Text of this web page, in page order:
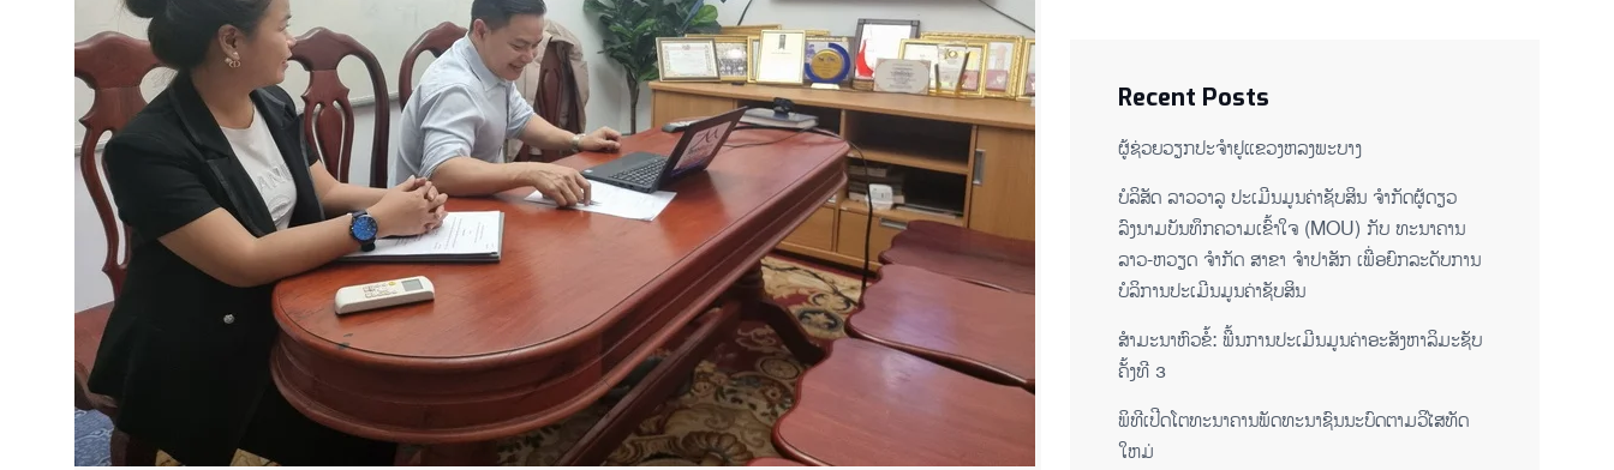
Recent Posts
ຜູ້ຊ່ວຍ​ວຽກປະ​ຈຳ​ຢູ​​ແຂວງຫລງ​ພະ​ບາງ
ບໍລິສັດ ລາວວາລູ ປະເມີນມູນຄ່າຊັບສິນ ຈຳກັດຜູ້ດຽວ
ລົງນາມບັນທຶກຄວາມເຂົ້າໃຈ (MOU) ກັບ ທະນາຄານ
ລາວ-ຫວຽດ ຈຳກັດ ສາຂາ ຈຳປາສັກ ເພື່ອຍົກລະດັບການ
ບໍລິການປະເມີນມູນຄ່າຊັບສິນ
ສຳມະນາຫົວຂໍ້: ພື້ນການປະເມີນມູນຄ່າອະສັງຫາລິມະຊັບ
ຄັ້ງທີ 3
ພິ​ທີ​ເປີດ​ໂຕ​ທະ​ນາ​ຄານ​ພັດ​ທະ​ນາ​ຊົນ​ນະ​ບົດ​ຕາມ​ວິ​ໄສ​ທັດ​
ໃຫມ່